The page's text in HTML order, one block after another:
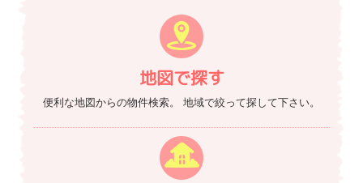
地図で探す
便利な地図からの物件検索。 地域で絞って探して下さい。